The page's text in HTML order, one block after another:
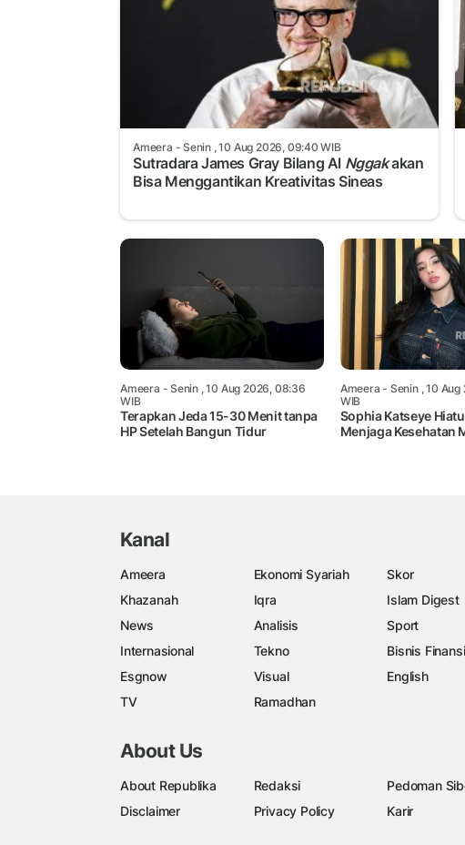
Ameera - Senin , 10 Aug 2026, 09:40 WIB
Sutradara James Gray Bilang Al Nggakakan
Bisa Menggantikan Kreativitas Sineas
Ameera - Senin , 10 Aug 2026, 08:36
WIB
Terapkan Jeda 15-30 Menit tanpa
HP Setelah Bangun Tidur
Ameera - Senin , 10
WIB
Sophia Katseye
Menjaga Kesehatan
Kanal
Ameera Ekonomi Syariah
Skor
Khazanah
Iqra
Islam Digest
News
Analisis
Sport
Internasional
Tekno
Bisnis
Esgnow
Visual
English
TV
Ramadhan
About Us
About Republika Redaksi
Pedoman
Disclaimer
Privacy Policy Karir